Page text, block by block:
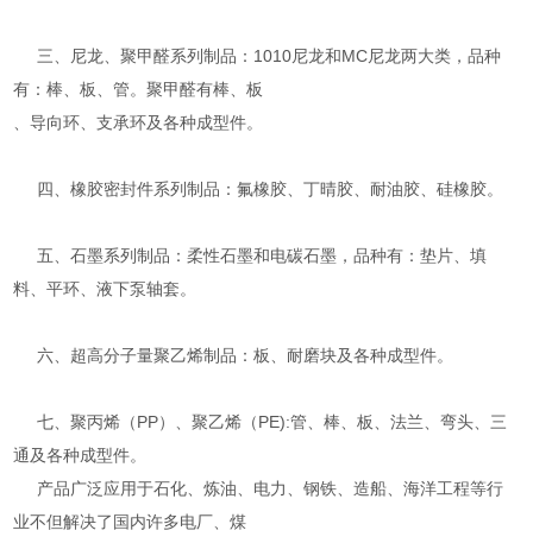
三、尼龙、聚甲醛系列制品：1010尼龙和MC尼龙两大类，品种
有：棒、板、管。聚甲醛有棒、板
、导向环、支承环及各种成型件。
四、橡胶密封件系列制品：氟橡胶、丁晴胶、耐油胶、硅橡胶。
五、石墨系列制品：柔性石墨和电碳石墨，品种有：垫片、填
料、平环、液下泵轴套。
六、超高分子量聚乙烯制品：板、耐磨块及各种成型件。
七、聚丙烯（PP）、聚乙烯（PE):管、棒、板、法兰、弯头、三
通及各种成型件。
产品广泛应用于石化、炼油、电力、钢铁、造船、海洋工程等行
业不但解决了国内许多电厂、煤